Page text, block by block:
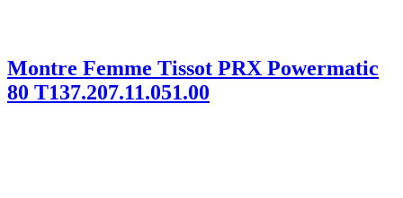
Montre Femme Tissot PRX Powermatic
80 T137.207.11.051.00